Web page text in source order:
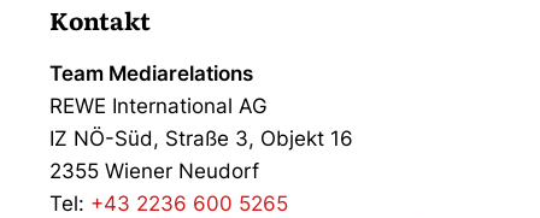
Kontakt
Team Mediarelations
REWE International AG
IZ NÖ-Süd, Straße 3, Objekt 16
2355 Wiener Neudorf
Tel: +43 2236 600 5265